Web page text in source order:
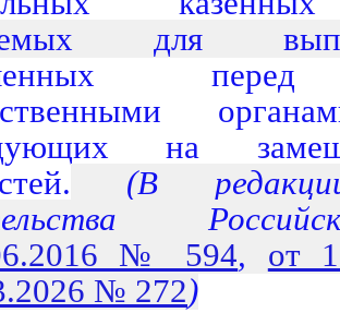
для
на
(В редакции
№ 594, от
№ 272)